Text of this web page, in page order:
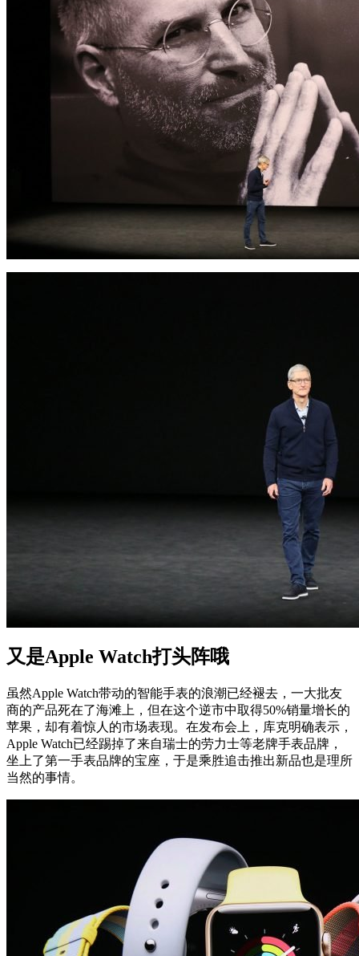
又是Apple Watch打头阵哦
虽然Apple Watch带动的智能手表的浪潮已经褪去，一大批友
商的产品死在了海滩上，但在这个逆市中取得50%销量增长的
苹果，却有着惊人的市场表现。在发布会上，库克明确表示，
Apple Watch已经踢掉了来自瑞士的劳力士等老牌手表品牌，
坐上了第一手表品牌的宝座，于是乘胜追击推出新品也是理所
当然的事情。